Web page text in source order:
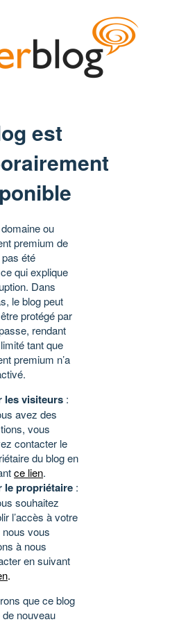
est
ou
premium de
pas été
qui explique
Dans
le blog peut
protégé par
rendant
tant que
premium n’a
les visiteurs :
avez des
vous
contacter le
du blog en
ce lien.
le propriétaire :
souhaitez
l’accès à votre
nous vous
à nous
en suivant
.
que ce blog
nouveau